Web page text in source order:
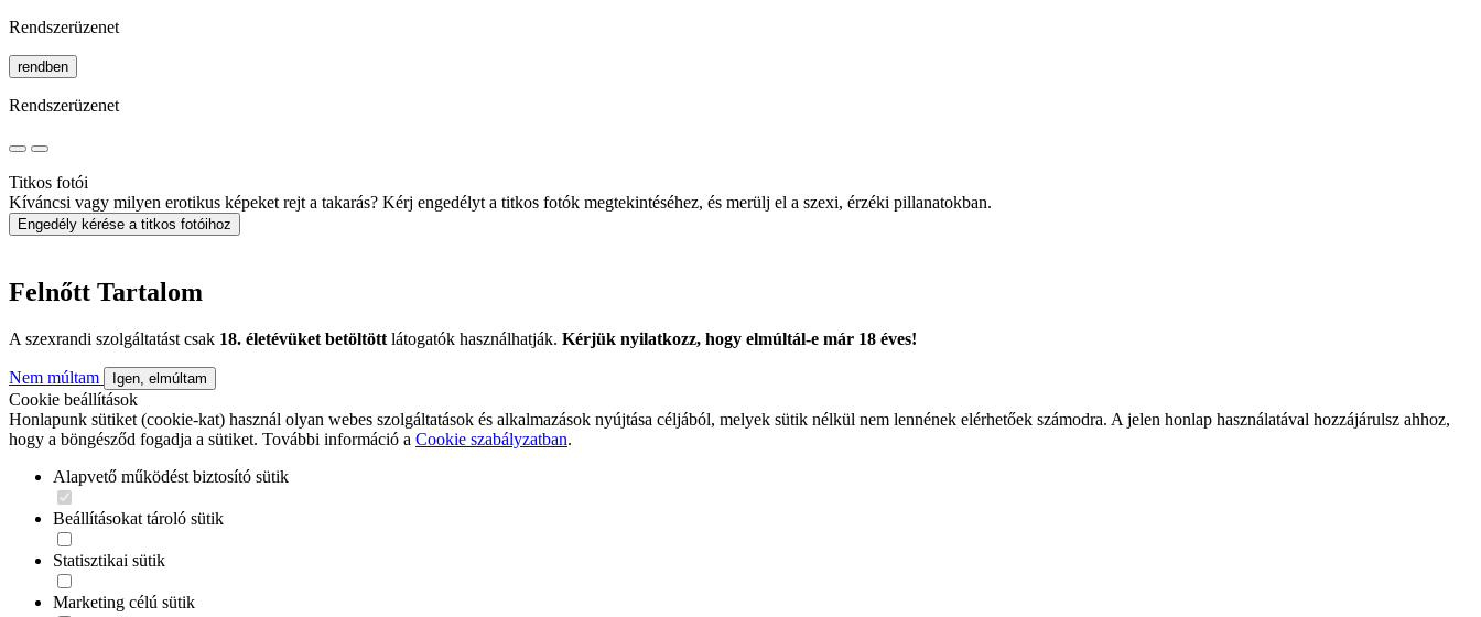
Rendszerüzenet
rendben
Rendszerüzenet
Titkos fotói
Kíváncsi vagy milyen erotikus képeket rejt a takarás? Kérj engedélyt a titkos fotók megtekintéséhez, és merülj el a szexi, érzéki pillanatokban.
Engedély kérése a titkos fotóihoz
Felnőtt Tartalom
A szexrandi szolgáltatást csak 18. életévüket betöltött látogatók használhatják. Kérjük nyilatkozz, hogy elmúltál-e már 18 éves!
Nem múltam Igen, elmúltam
Cookie beállítások
Honlapunk sütiket (cookie-kat) használ olyan webes szolgáltatások és alkalmazások nyújtása céljából, melyek sütik nélkül nem lennének elérhetőek számodra. A jelen honlap használatával hozzájárulsz ahhoz,
hogy a böngésződ fogadja a sütiket. További információ a Cookie szabályzatban.
Alapvető működést biztosító sütik
Beállításokat tároló sütik
Statisztikai sütik
Marketing célú sütik